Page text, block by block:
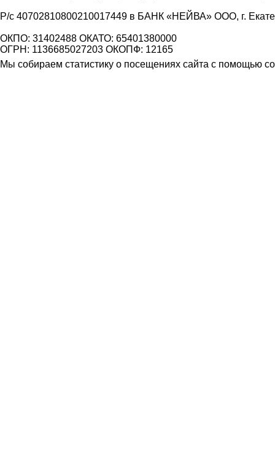
Р/с 40702810800210017449 в БАНК «НЕЙВА» ООО, г.
ОКПО: 31402488 ОКАТО: 65401380000
ОГРН: 1136685027203 ОКОПФ: 12165
Мы собираем статистику о посещениях сайта с помощью